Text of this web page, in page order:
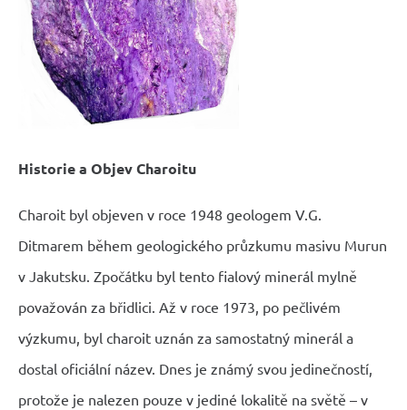
Historie a Objev Charoitu
Charoit byl objeven v roce 1948 geologem V.G.
Ditmarem během geologického průzkumu masivu Murun
v Jakutsku. Zpočátku byl tento fialový minerál mylně
považován za břidlici. Až v roce 1973, po pečlivém
výzkumu, byl charoit uznán za samostatný minerál a
dostal oficiální název. Dnes je známý svou jedinečností,
protože je nalezen pouze v jediné lokalitě na světě – v